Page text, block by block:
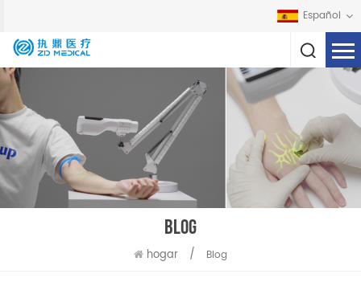
Español
BLOG
hogar / Blog